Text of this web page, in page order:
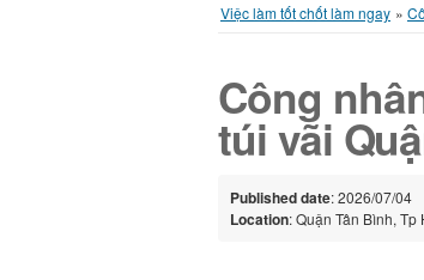
Việc làm tốt chốt làm ngay »
Công
túi vãi
Published date: 2026/07/04
Location: Quận Tân Bình,